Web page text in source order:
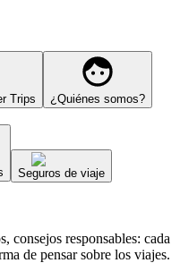
Trips ¿Quiénes somos?
Seguros de viaje
consejos responsables: cada
de pensar sobre los viajes.